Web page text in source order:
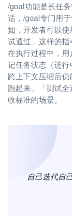
/goal功能是长任
话，/goal专门用
如，开发者可以
试通过」这样的指
在执行过程中，
记任务状态（进
跨上下文压缩后
跑起来」「测试
收标准的场景。
自己迭代自